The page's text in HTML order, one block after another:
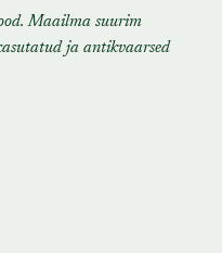
Maailma suurim
ja antikvaarsed